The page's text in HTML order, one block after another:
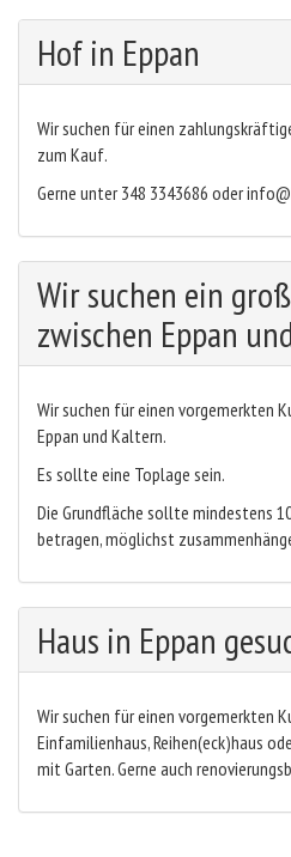
Hof in Eppan
Wir suchen für einen
zum Kauf.
Gerne unter 348 3343686 oder
Wir suchen ein
zwischen Eppan
Wir suchen für einen vorgemerkten
Eppan und Kaltern.
Es sollte eine Toplage sein.
Die Grundfläche sollte mindestens
betragen, möglichst
Haus in Eppan
Wir suchen für einen vorgemerkten
Einfamilienhaus, Reihen(eck)haus
mit Garten. Gerne auch